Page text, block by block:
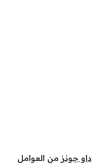
داو جونز من العوامل